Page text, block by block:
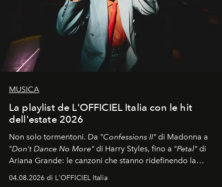
MUSICA
La playlist de L'OFFICIEL Italia con le hit
dell'estate 2026
Non solo tormentoni. Da "Confessions II" di Madonna a
"Don't Dance No More" di Harry Styles, fino a "Petal" di
Ariana Grande: le canzoni che stanno ridefinendo la
04.08.2026 di L'OFFICIEL Italia